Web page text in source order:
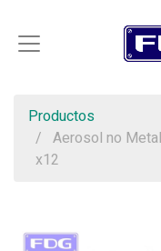
Productos
Aerosol no
x12